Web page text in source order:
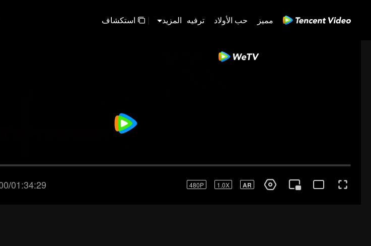
مميز حب الأولاد ترفيه المزيد | استكشاف